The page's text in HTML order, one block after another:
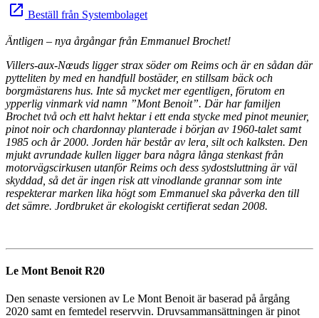
launch Beställ från Systembolaget
Äntligen – nya årgångar från Emmanuel Brochet!
Villers-aux-Nœuds ligger strax söder om Reims och är en sådan där
pytteliten by med en handfull bostäder, en stillsam bäck och
borgmästarens hus. Inte så mycket mer egentligen, förutom en
ypperlig vinmark vid namn ”Mont Benoit”. Där har familjen
Brochet två och ett halvt hektar i ett enda stycke med pinot meunier,
pinot noir och chardonnay planterade i början av 1960-talet samt
1985 och år 2000. Jorden här består av lera, silt och kalksten. Den
mjukt avrundade kullen ligger bara några långa stenkast från
motorvägscirkusen utanför Reims och dess sydostsluttning är väl
skyddad, så det är ingen risk att vinodlande grannar som inte
respekterar marken lika högt som Emmanuel ska påverka den till
det sämre. Jordbruket är ekologiskt certifierat sedan 2008.
Le Mont Benoit R20
Den senaste versionen av Le Mont Benoit är baserad på årgång
2020 samt en femtedel reservvin. Druvsammansättningen är pinot